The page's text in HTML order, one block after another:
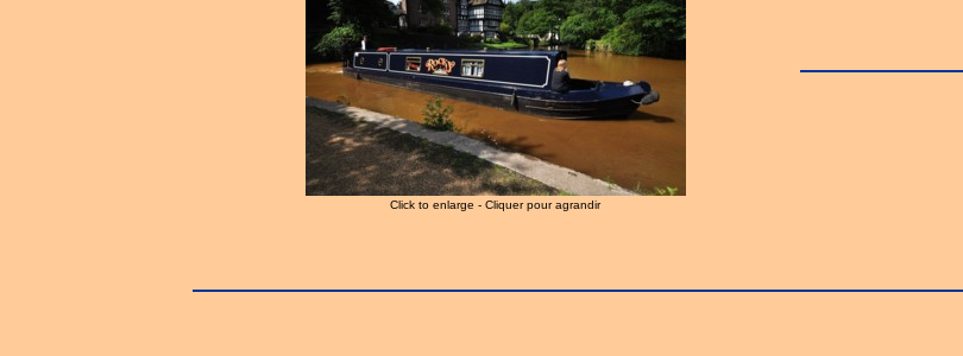
Click to enlarge - Cliquer pour agrandir